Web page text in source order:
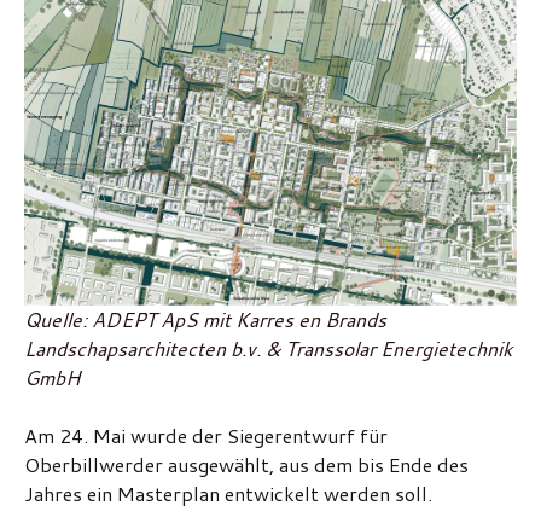
Quelle: ADEPT ApS mit Karres en Brands
Landschapsarchitecten b.v. & Transsolar Energietechnik
GmbH
Am 24. Mai wurde der Siegerentwurf für
Oberbillwerder ausgewählt, aus dem bis Ende des
Jahres ein Masterplan entwickelt werden soll.